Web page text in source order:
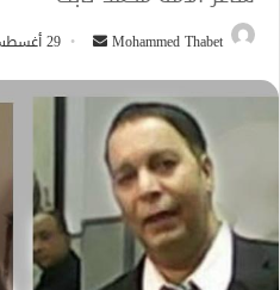
Mohammed Thabet
أرسل
إلكترونيا
29 أغسطس، 2025